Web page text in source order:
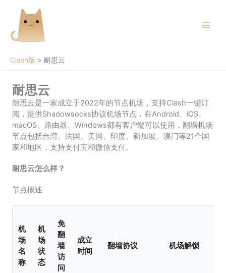
Clash饭 > 耐思云
耐思云
耐思云是一家成立于2022年的节点机场，支持Clash一键订
阅，提供Shadowsocks协议机场节点，在Android、iOS、
macOS、路由器、Windows都有客户端可以使用，翻墙机场
节点包括台湾、法国、美国、印度、新加坡、澳门等21个国
家和地区，支持支付宝和微信支付。
耐思云怎么样？
节点概述
机
场
名
称
机
场
状
态
免
翻
墙
访
问
成立
时间
翻墙协议 机场解锁